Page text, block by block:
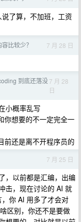
了算，不加班，工资
比较少？ 7 月 28 日
到底还落没7 月 28
日
小概率乱写
你想要的不一定完全一
前还是离不开程序员的
7 月 25 日
，以前都是汇编，出编
击，现在讨论的 AI 就
你 AI 用多了才会对
区别，你还不是要做